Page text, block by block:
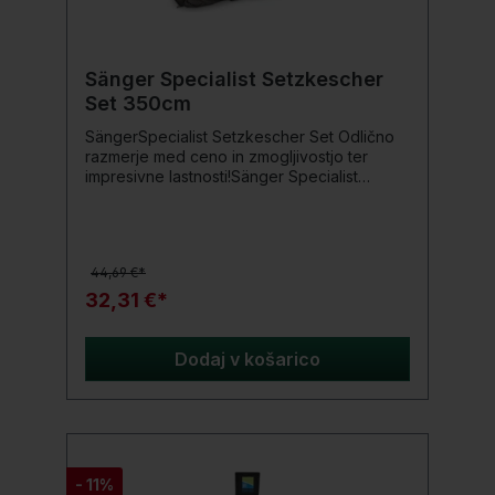
Sänger Specialist Setzkescher
Set 350cm
SängerSpecialist Setzkescher Set Odlično
razmerje med ceno in zmogljivostjo ter
impresivne lastnosti!Sänger Specialist
cm
44,69 €*
32,31 €*
Dodaj v košarico
- 11%